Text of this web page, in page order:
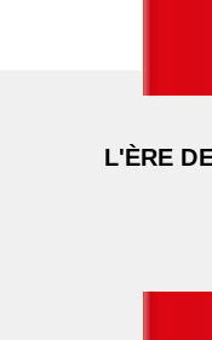
L'ÈRE